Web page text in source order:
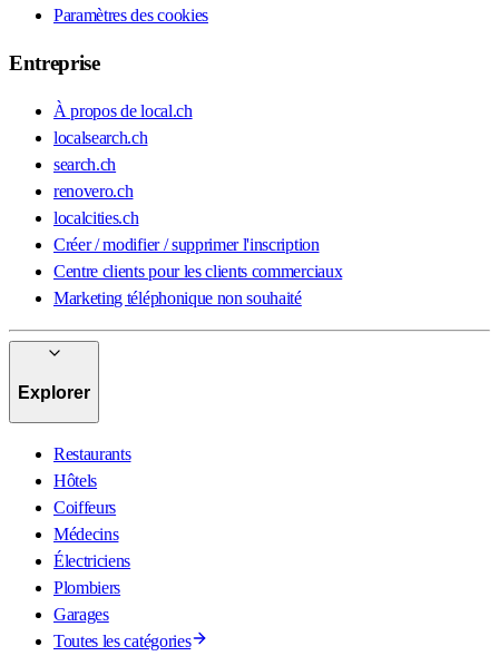
Paramètres des cookies
Entreprise
À propos de local.ch
localsearch.ch
search.ch
renovero.ch
localcities.ch
Créer / modifier / supprimer l'inscription
Centre clients pour les clients commerciaux
Marketing téléphonique non souhaité
Explorer
Restaurants
Hôtels
Coiffeurs
Médecins
Électriciens
Plombiers
Garages
Toutes les catégories